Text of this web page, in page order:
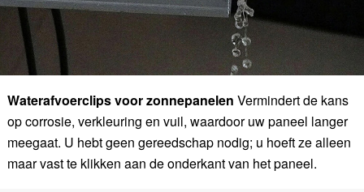
Waterafvoerclips voor zonnepanelen Vermindert de kans
op corrosie, verkleuring en vuil, waardoor uw paneel langer
meegaat. U hebt geen gereedschap nodig; u hoeft ze alleen
maar vast te klikken aan de onderkant van het paneel.